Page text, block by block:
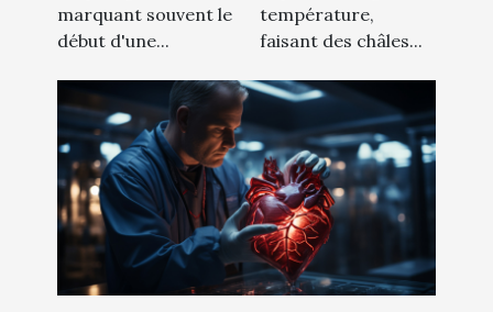
marquant souvent le
début d'une...
température,
faisant des châles...